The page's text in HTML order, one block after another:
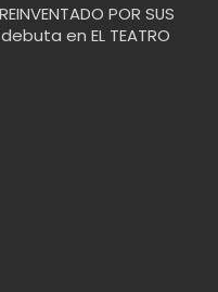
POR SUS
debuta en EL TEATRO